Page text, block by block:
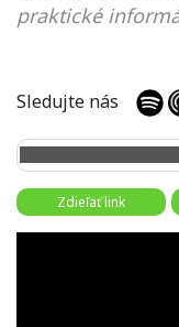
praktické
Sledujte nás
Zdieľať link